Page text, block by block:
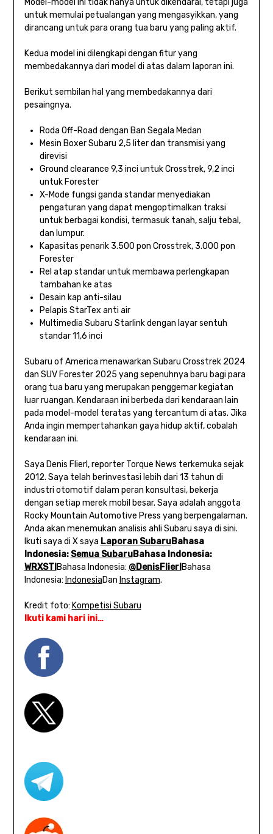
untuk memulai petualangan yang mengasyikkan, yang
dirancang untuk para orang tua baru yang paling aktif.
Kedua model ini dilengkapi dengan fitur yang
membedakannya dari model di atas dalam laporan ini.
Berikut sembilan hal yang membedakannya dari
pesaingnya.
Roda Off-Road dengan Ban Segala Medan
Mesin Boxer Subaru 2,5 liter dan transmisi yang
direvisi
Ground clearance 9,3 inci untuk Crosstrek, 9,2 inci
untuk Forester
X-Mode fungsi ganda standar menyediakan
pengaturan yang dapat mengoptimalkan traksi
untuk berbagai kondisi, termasuk tanah, salju tebal,
dan lumpur.
Kapasitas penarik 3.500 pon Crosstrek, 3.000 pon
Forester
Rel atap standar untuk membawa perlengkapan
tambahan ke atas
Desain kap anti-silau
Pelapis StarTex anti air
Multimedia Subaru Starlink dengan layar sentuh
standar 11,6 inci
Subaru of America menawarkan Subaru Crosstrek 2024
dan SUV Forester 2025 yang sepenuhnya baru bagi para
orang tua baru yang merupakan penggemar kegiatan
luar ruangan. Kendaraan ini berbeda dari kendaraan lain
pada model-model teratas yang tercantum di atas. Jika
Anda ingin mempertahankan gaya hidup aktif, cobalah
kendaraan ini.
Saya Denis Flierl, reporter Torque News terkemuka sejak
2012. Saya telah berinvestasi lebih dari 13 tahun di
industri otomotif dalam peran konsultasi, bekerja
dengan setiap merek mobil besar. Saya adalah anggota
Rocky Mountain Automotive Press yang berpengalaman.
Anda akan menemukan analisis ahli Subaru saya di sini.
Ikuti saya di X saya Laporan SubaruBahasa
Indonesia: Semua SubaruBahasa Indonesia:
WRXSTIBahasa Indonesia: @DenisFlierlBahasa
Indonesia: IndonesiaDan Instagram.
Kredit foto: Kompetisi Subaru
Ikuti kami hari ini…